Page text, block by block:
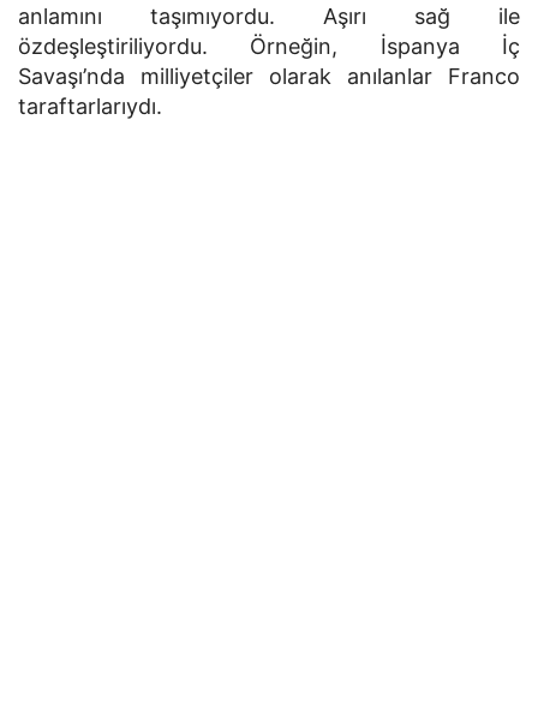
anlamını taşımıyordu. Aşırı sağ ile
özdeşleştiriliyordu. Örneğin, İspanya İç
Savaşı’nda milliyetçiler olarak anılanlar Franco
taraftarlarıydı.